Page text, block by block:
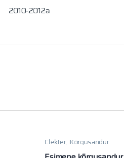
2010-2012a
Elekter, Kõrgusandur